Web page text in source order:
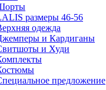
размеры 46-56
одежда
и Кардиганы
и Худи
предложение